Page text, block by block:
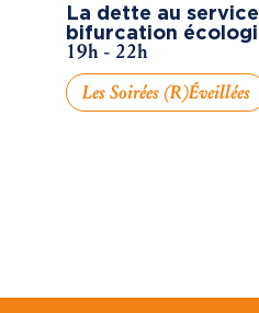
La dette au
bifurcation
19h - 22h
Les Soirées (R)éveillées